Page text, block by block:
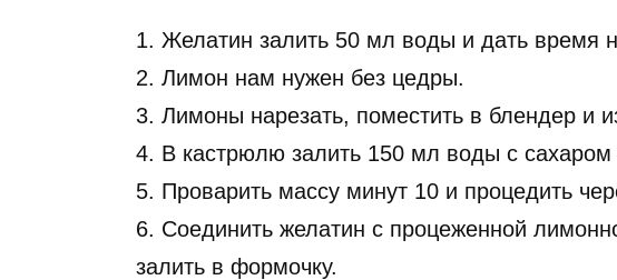
1. Желатин залить 50 мл воды и дать время
2. Лимон нам нужен без цедры.
3. Лимоны нарезать, поместить в блендер и
4. В кастрюлю залить 150 мл воды с
5. Проварить массу минут 10 и процедить
6. Соединить желатин с процеженной
залить в формочку.